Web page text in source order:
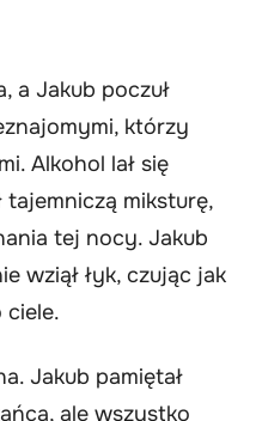
a Jakub poczuł
którzy
Alkohol lał się
tajemniczą miksturę,
tej nocy. Jakub
wziął łyk, czując jak
ciele.
Jakub pamiętał
ale wszystko